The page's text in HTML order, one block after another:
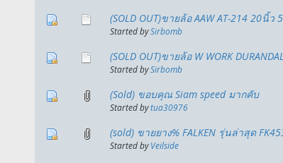
(SOLD OUT)ขายล้อ AAW AT-214 20นิ้
Started bySirbomb
(SOLD OUT)ขายล้อ W WORK
Started bySirbomb
(Sold) ขอบคุณ Siam speed มากคับ
Started bytua30976
(sold) ขายยาง% FALKEN รุ่นล่าสุด
Started byVeilside